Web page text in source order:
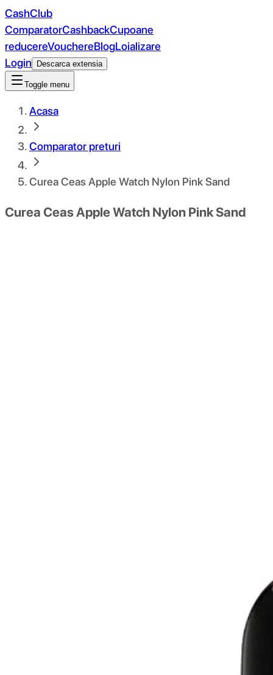
CashClub
ComparatorCashbackCupoane
reducereVouchereBlogLoializare
Login
Descarca extensia
Toggle menu
Acasa
Comparator preturi
Curea Ceas Apple Watch Nylon Pink Sand
Curea Ceas Apple Watch Nylon Pink Sand